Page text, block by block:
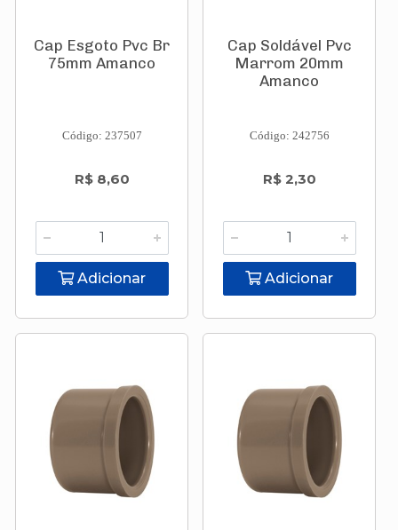
Cap Esgoto Pvc Br
75mm Amanco
Código: 237507
R$ 8,60
Adicionar
Cap Soldável Pvc
Marrom 20mm
Amanco
Código: 242756
R$ 2,30
Adicionar